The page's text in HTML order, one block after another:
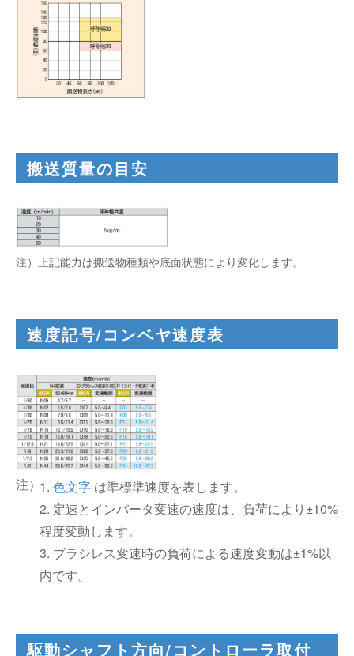
搬送質量の目安
注）上記能力は搬送物種類や底面状態により変化します。
速度記号/コンベヤ速度表
1. 色文字 は準標準速度を表します。
2. 定速とインバータ変速の速度は、負荷により±10%
程度変動します。
3. ブラシレス変速時の負荷による速度変動は±1%以
内です。
駆動シャフト方向/コントローラ取付